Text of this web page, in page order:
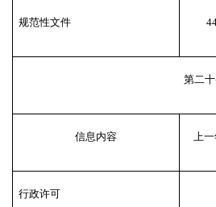
规范性文件
第二
信息内容 上
行政许可